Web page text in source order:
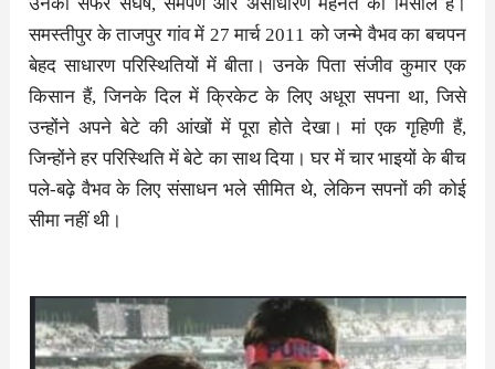
समस्तीपुर के ताजपुर गांव में 27 मार्च 2011 को जन्मे वैभव का बचपन
बेहद साधारण परिस्थितियों में बीता। उनके पिता संजीव कुमार एक
किसान हैं, जिनके दिल में क्रिकेट के लिए अधूरा सपना था, जिसे
उन्होंने अपने बेटे की आंखों में पूरा होते देखा। मां एक गृहिणी हैं,
जिन्होंने हर परिस्थिति में बेटे का साथ दिया। घर में चार भाइयों के बीच
पले-बढ़े वैभव के लिए संसाधन भले सीमित थे, लेकिन सपनों की कोई
सीमा नहीं थी।